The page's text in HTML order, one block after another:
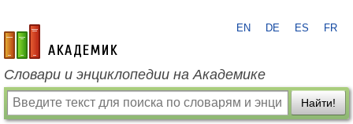
academic.ru
EN DE ES FR
Словари и энциклопедии на Академике
Найти!